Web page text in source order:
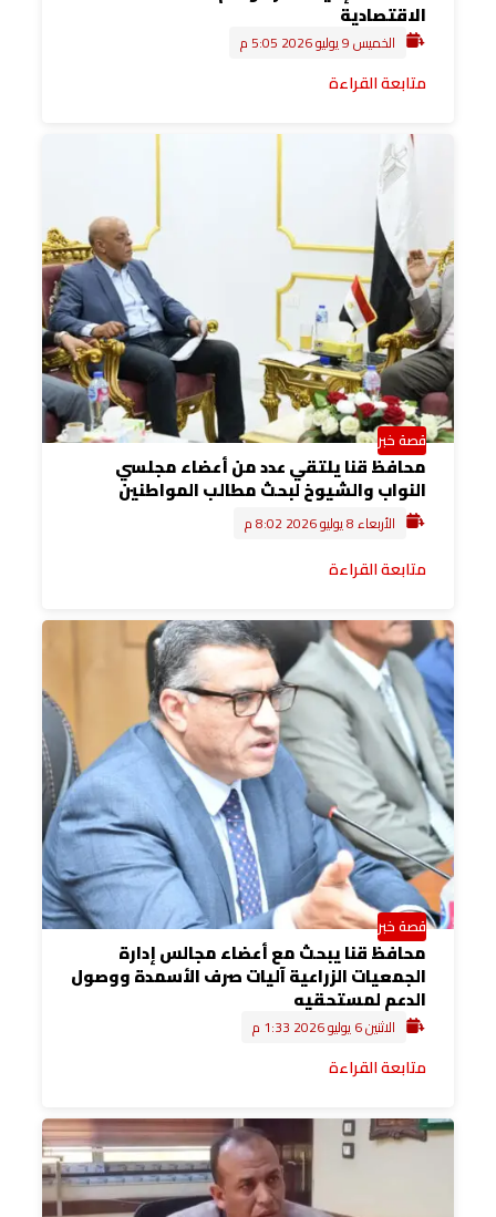
الاقتصادية
الخميس 9 يوليو 2026 5:05 م
متابعة القراءة
قصة خبر
محافظ قنا يلتقي عدد من أعضاء مجلسي
النواب والشيوخ لبحث مطالب المواطنين
الأربعاء 8 يوليو 2026 8:02 م
متابعة القراءة
قصة خبر
محافظ قنا يبحث مع أعضاء مجالس إدارة
الجمعيات الزراعية آليات صرف الأسمدة ووصول
الدعم لمستحقيه
الاثنين 6 يوليو 2026 1:33 م
متابعة القراءة